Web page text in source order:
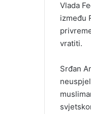
Vlada
između
vratiti.
Srđan